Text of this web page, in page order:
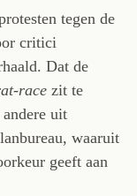
tegen de
critici
Dat de
race zit te
uit
waaruit
geeft aan